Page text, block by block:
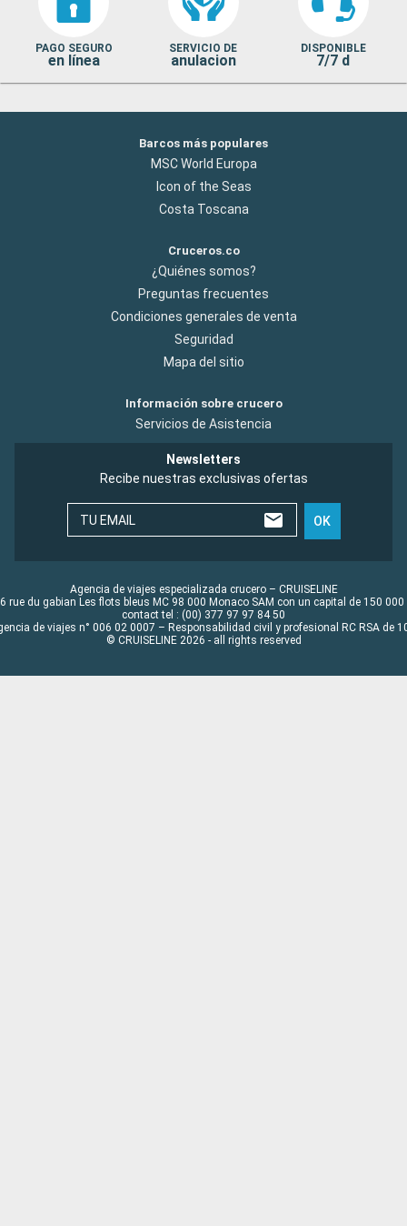
PAGO SEGURO
en línea
SERVICIO DE
anulacion
DISPONIBLE
7/7 d
Barcos más populares
MSC World Europa
Icon of the Seas
Costa Toscana
Cruceros.co
¿Quiénes somos?
Preguntas frecuentes
Condiciones generales de venta
Seguridad
Mapa del sitio
Información sobre crucero
Servicios de Asistencia
Newsletters
Recibe nuestras exclusivas ofertas
TU EMAIL OK
Agencia de viajes especializada crucero – CRUISELINE
rue du gabian Les flots bleus MC 98 000 Monaco SAM con un capital de 150 000
contact tel : (00) 377 97 97 84 50
de viajes n° 006 02 0007 – Responsabilidad civil y profesional RC RSA de
© CRUISELINE 2026 - all rights reserved